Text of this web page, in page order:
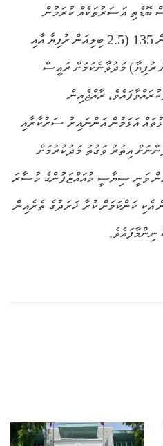
ބޮޑެތި އަސަރުތަކެއް ކުރަމުން
އަންނައިރު ރާއްޖެ އަށް ލިބޭ އާމްދަނީން 135 (2.5 ބިލިއަން ރުފިޔާ އާއި
ޑޮލަރު (6.9 ބިލިއަން ރުފިޔާ) މަދުވާނެކަމަށް ރައީސް
ރާއްޖެއިން
އަޅަމުން އަންނައިރު ސަރުކާރާއި
އިތުރު ވަގުތު މަދުކުރުމަށް
ވަނީ ސިޔާސީ މުއައްޒަފުންގެ މުސާރަ
އެކި ކަންކަމަށް ކުރާ ޚަރަދުގެ ތެރެއިން
ނިންމާފައެވެ.